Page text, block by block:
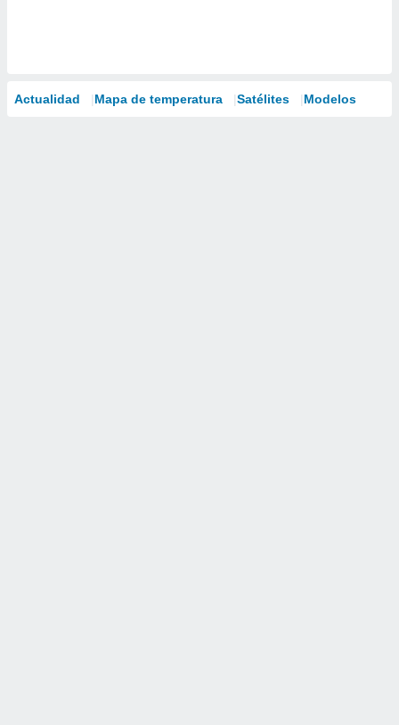
Actualidad Mapa de temperatura Satélites Modelos